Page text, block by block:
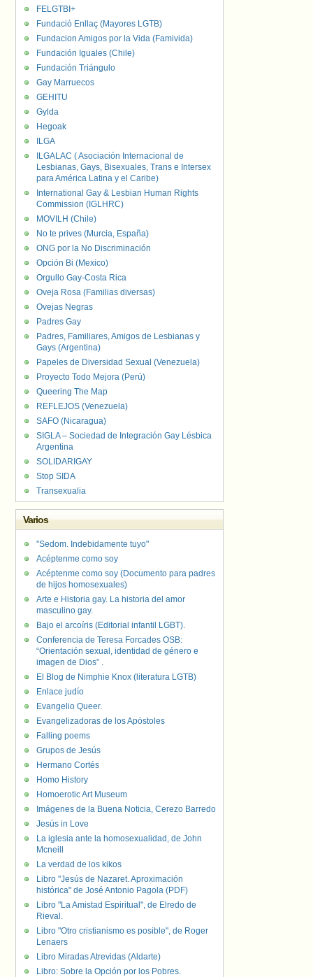
FELGTBI+
Fundació Enllaç (Mayores LGTB)
Fundacion Amigos por la Vida (Famivida)
Fundación Iguales (Chile)
Fundación Triángulo
Gay Marruecos
GEHITU
Gylda
Hegoak
ILGA
ILGALAC ( Asociación Internacional de
Lesbianas, Gays, Bisexuales, Trans e Intersex
para América Latina y el Caribe)
International Gay & Lesbian Human Rights
Commission (IGLHRC)
MOVILH (Chile)
No te prives (Murcia, España)
ONG por la No Discriminación
Opción Bi (Mexico)
Orgullo Gay-Costa Rica
Oveja Rosa (Familias diversas)
Ovejas Negras
Padres Gay
Padres, Familiares, Amigos de Lesbianas y
Gays (Argentina)
Papeles de Diversidad Sexual (Venezuela)
Proyecto Todo Mejora (Perú)
Queering The Map
REFLEJOS (Venezuela)
SAFO (Nicaragua)
SIGLA – Sociedad de Integración Gay Lésbica
Argentina
SOLIDARIGAY
Stop SIDA
Transexualia
Varios
"Sedom. Indebidamente tuyo"
Acéptenme como soy
Acéptenme como soy (Documento para padres
de hijos homosexuales)
Arte e Historia gay. La historia del amor
masculino gay.
Bajo el arcoíris (Editorial infantil LGBT).
Conferencia de Teresa Forcades OSB:
“Orientación sexual, identidad de género e
imagen de Dios” .
El Blog de Nimphie Knox (literatura LGTB)
Enlace judío
Evangelio Queer.
Evangelizadoras de los Apóstoles
Falling poems
Grupos de Jesús
Hermano Cortés
Homo History
Homoerotic Art Museum
Imágenes de la Buena Noticia, Cerezo Barredo
Jesús in Love
La iglesia ante la homosexualidad, de John
Mcneill
La verdad de los kikos
Libro "Jesús de Nazaret. Aproximación
histórica" de José Antonio Pagola (PDF)
Libro "La Amistad Espiritual", de Elredo de
Rieval.
Libro "Otro cristianismo es posible", de Roger
Lenaers
Libro Miradas Atrevidas (Aldarte)
Libro: Sobre la Opción por los Pobres.